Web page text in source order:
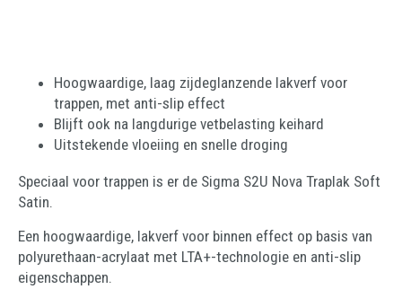
Hoogwaardige, laag zijdeglanzende lakverf voor
trappen, met anti-slip effect
Blijft ook na langdurige vetbelasting keihard
Uitstekende vloeiing en snelle droging
Speciaal voor trappen is er de Sigma S2U Nova Traplak Soft
Satin.
Een hoogwaardige, lakverf voor binnen effect op basis van
polyurethaan-acrylaat met LTA+-technologie en anti-slip
eigenschappen.